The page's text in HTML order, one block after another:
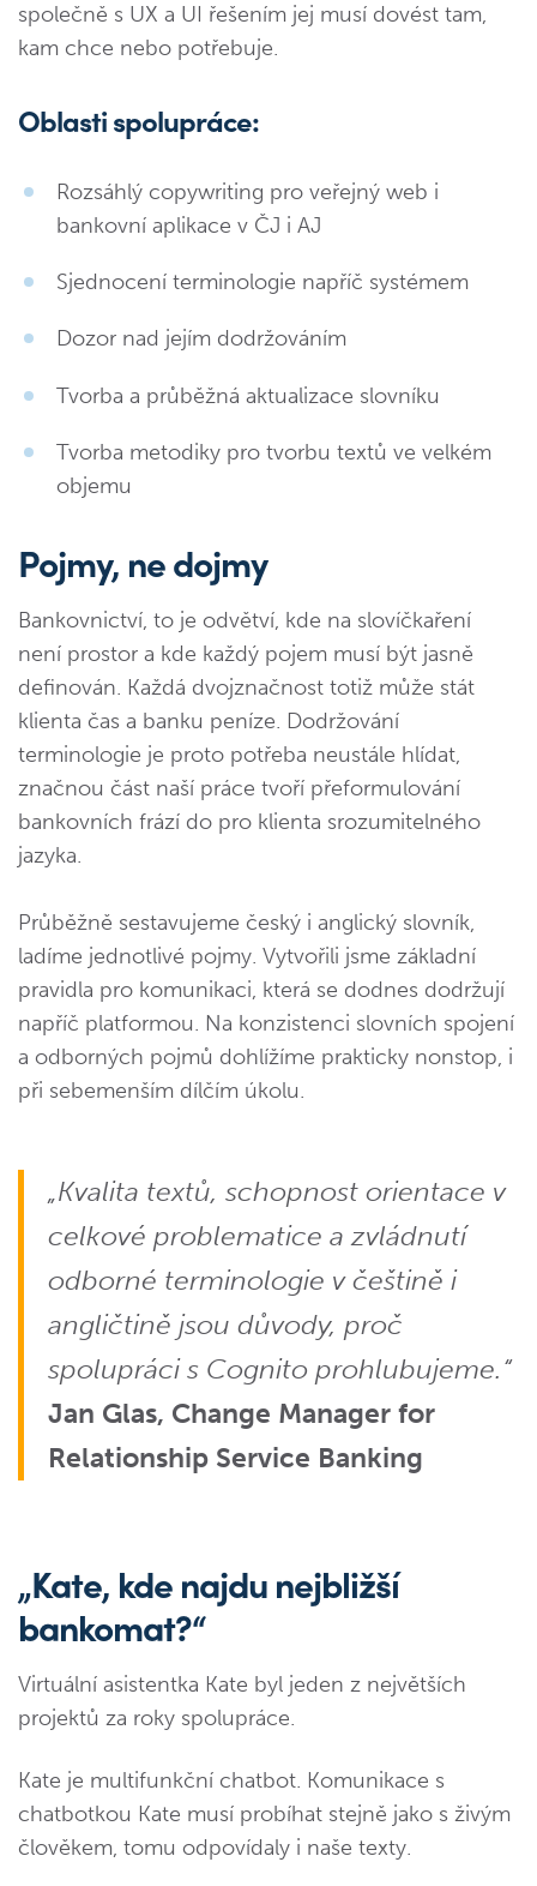
společně s UX a UI řešením jej musí dovést tam,
kam chce nebo potřebuje.
Oblasti spolupráce:
Rozsáhlý copywriting pro veřejný web i
bankovní aplikace v ČJ i AJ
Sjednocení terminologie napříč systémem
Dozor nad jejím dodržováním
Tvorba a průběžná aktualizace slovníku
Tvorba metodiky pro tvorbu textů ve velkém
objemu
Pojmy, ne dojmy
Bankovnictví, to je odvětví, kde na slovíčkaření
není prostor a kde každý pojem musí být jasně
definován. Každá dvojznačnost totiž může stát
klienta čas a banku peníze. Dodržování
terminologie je proto potřeba neustále hlídat,
značnou část naší práce tvoří přeformulování
bankovních frází do pro klienta srozumitelného
jazyka.
Průběžně sestavujeme český i anglický slovník,
ladíme jednotlivé pojmy. Vytvořili jsme základní
pravidla pro komunikaci, která se dodnes dodržují
napříč platformou. Na konzistenci slovních spojení
a odborných pojmů dohlížíme prakticky nonstop, i
při sebemenším dílčím úkolu.
„Kvalita textů, schopnost orientace v
celkové problematice a zvládnutí
odborné terminologie v češtině i
angličtině jsou důvody, proč
spolupráci s Cognito prohlubujeme.“
Jan Glas, Change Manager for
Relationship Service Banking
„Kate, kde najdu nejbližší
bankomat?“
Virtuální asistentka Kate byl jeden z největších
projektů za roky spolupráce.
Kate je multifunkční chatbot. Komunikace s
chatbotkou Kate musí probíhat stejně jako s živým
člověkem, tomu odpovídaly i naše texty.